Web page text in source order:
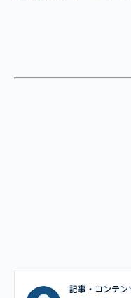
記事・コンテン